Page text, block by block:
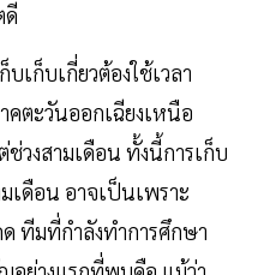
ดี
เก็บเกี่ยวต้องใช้เวลา
ตะวันออกเฉียงเหนือ
วงสามเดือน ทั้งนี้การเก็บ
เดือน อาจเป็นเพราะ
ทีมที่กำลังทำการศึกษา